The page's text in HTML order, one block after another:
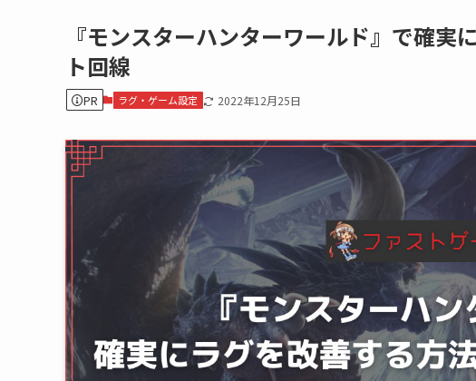
『モンスターハンターワールド』で確
ト回線
PR ラグ・ゲーム設定 2022年12月25日